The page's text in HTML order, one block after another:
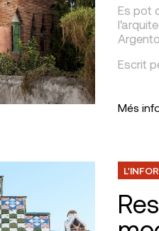
Es pot
Escrit
Més